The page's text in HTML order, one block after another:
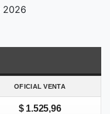
2026
OFICIAL VENTA
$ 1.525,96